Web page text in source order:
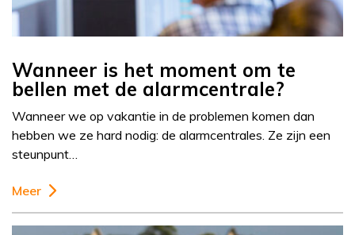
Wanneer is het moment om te
bellen met de alarmcentrale?
Wanneer we op vakantie in de problemen komen dan
hebben we ze hard nodig: de alarmcentrales. Ze zijn een
steunpunt…
Meer